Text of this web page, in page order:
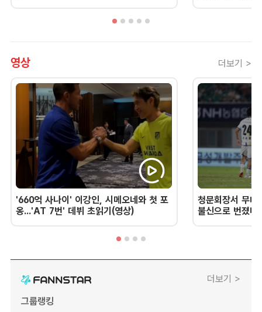
영상 더보기 >
'660억 사나이' 이강인, 시메오네와 첫 포
옹...'AT 7번' 데뷔 초읽기(영상)
청문회장서 무너
불신으로 번졌
더보기 >
그룹랭킹